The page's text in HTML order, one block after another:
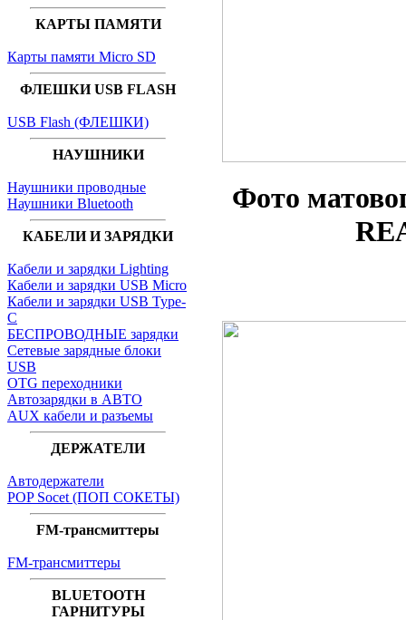
КАРТЫ ПАМЯТИ
Карты памяти Micro SD
ФЛЕШКИ USB FLASH
USB Flash (ФЛЕШКИ)
НАУШНИКИ
Наушники проводные
Наушники Bluetooth
КАБЕЛИ И ЗАРЯДКИ
Кабели и зарядки Lighting
Кабели и зарядки USB Micro
Кабели и зарядки USB Type-
C
БЕСПРОВОДНЫЕ зарядки
Сетевые зарядные блоки
USB
OTG переходники
Автозарядки в АВТО
AUX кабели и разъемы
ДЕРЖАТЕЛИ
Автодержатели
POP Socet (ПОП СОКЕТЫ)
FM-трансмиттеры
FM-трансмиттеры
BLUETOOTH
ГАРНИТУРЫ
Фото